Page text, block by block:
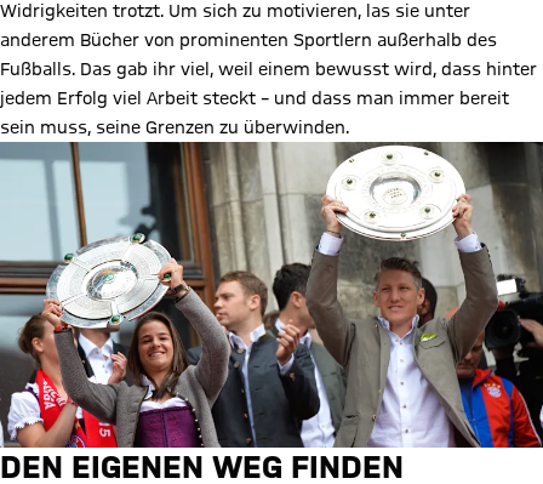
Widrigkeiten trotzt. Um sich zu motivieren, las sie unter
anderem Bücher von prominenten Sportlern außerhalb des
Fußballs. Das gab ihr viel, weil einem bewusst wird, dass hinter
jedem Erfolg viel Arbeit steckt – und dass man immer bereit
sein muss, seine Grenzen zu überwinden.
DEN EIGENEN WEG FINDEN